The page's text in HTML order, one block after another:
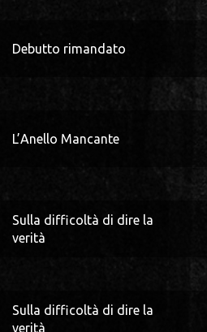
Debutto rimandato
L’Anello Mancante
Sulla difficoltà di dire la
verità
Sulla difficoltà di dire la
verità